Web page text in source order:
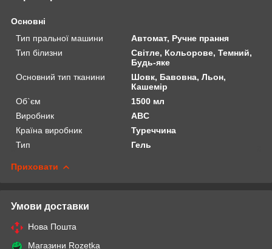
Основні
Тип пральної машини
Автомат, Ручне прання
Тип білизни
Світле, Кольорове, Темний,
Будь-яке
Основний тип тканини
Шовк, Бавовна, Льон,
Кашемір
Об`єм
1500 мл
Виробник
ABC
Країна виробник
Туреччина
Тип
Гель
Приховати
Умови доставки
Нова Пошта
Магазини Rozetka